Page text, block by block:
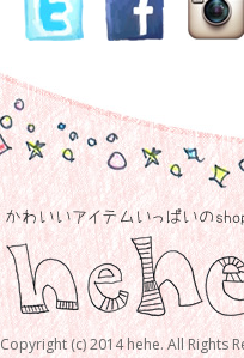
Copyright (c) 2014 hehe. All Rights